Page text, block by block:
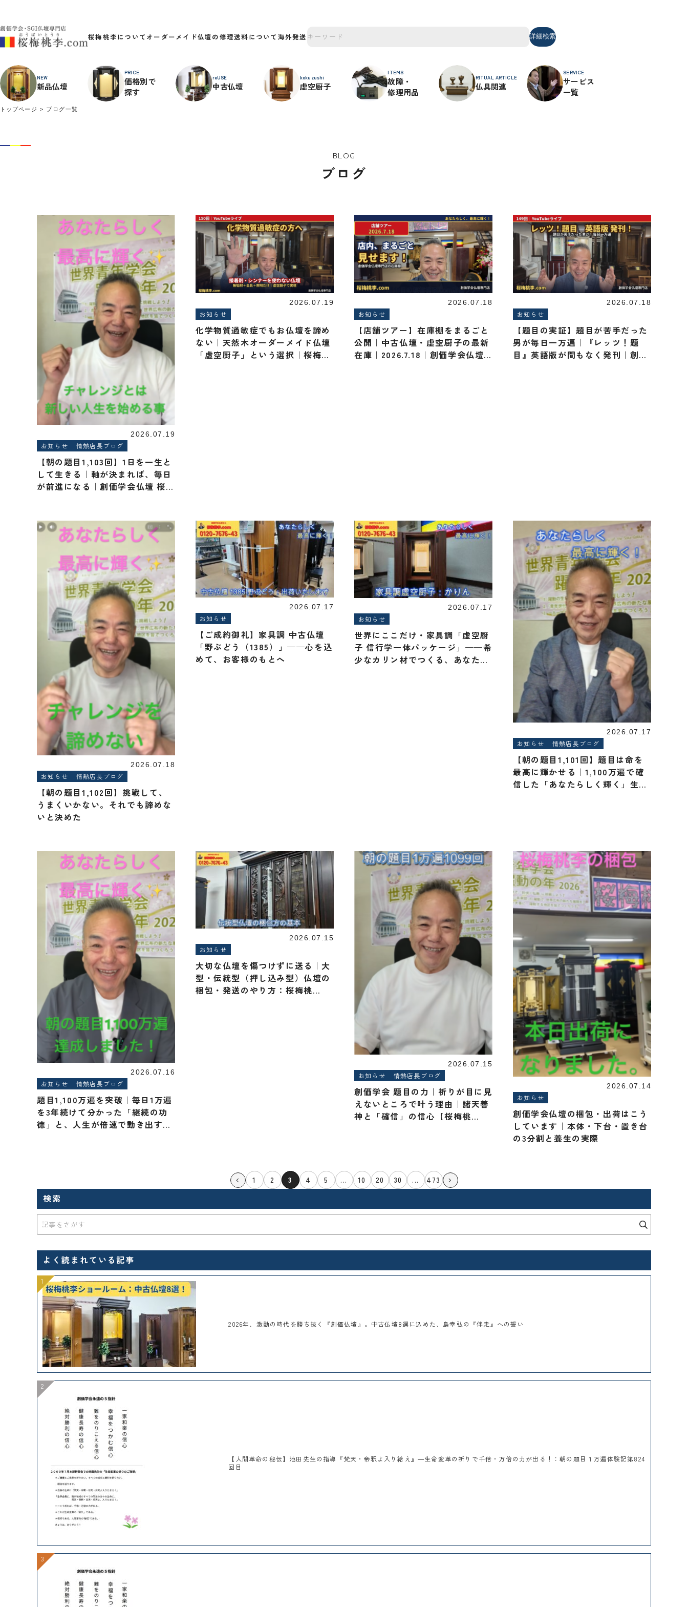
桜梅桃李について オーダーメイド仏壇の修理送料について 海外発送 詳細検索
NEW
新品仏壇
PRICE
価格別で
探す
reUSE
中古仏壇
kokuzushi
虚空厨子
ITEMS
故障・
修理用品
RITUAL ARTICLE
仏具関連
SERVICE
サービス
一覧
トップページ ブログ一覧
BLOG
ブログ
2026.07.19
お知らせ 情熱店長ブログ
【朝の題目1,103回】1日を一生と
して生きる｜軸が決まれば、毎日
が前進になる｜創価学会仏壇 桜梅
2026.07.19
お知らせ
化学物質過敏症でもお仏壇を諦め
ない｜天然木オーダーメイド仏壇
「虚空厨子」という選択｜桜梅桃
2026.07.18
お知らせ
【店舗ツアー】在庫棚をまるごと
公開｜中古仏壇・虚空厨子の最新
在庫｜2026.7.18｜創価学会仏壇
2026.07.18
お知らせ
【題目の実証】題目が苦手だった
男が毎日一万遍｜『レッツ！題
目』英語版が間もなく発刊｜創価
2026.07.18
お知らせ 情熱店長ブログ
【朝の題目1,102回】挑戦して、
うまくいかない。それでも諦めな
いと決めた
2026.07.17
お知らせ
【ご成約御礼】家具調 中古仏壇
「野ぶどう（1385）」——心を込
めて、お客様のもとへ
2026.07.17
お知らせ
世界にここだけ・家具調「虚空厨
子 信行学一体パッケージ」——希
少なカリン材でつくる、あなたら
2026.07.17
お知らせ 情熱店長ブログ
【朝の題目1,101回】題目は命を
最高に輝かせる｜1,100万遍で確
信した「あなたらしく輝く」生き
2026.07.16
お知らせ 情熱店長ブログ
題目1,100万遍を突破｜毎日1万遍
を3年続けて分かった「継続の功
徳」と、人生が倍速で動き出す理
2026.07.15
お知らせ
大切な仏壇を傷つけずに送る｜大
型・伝統型（押し込み型）仏壇の
梱包・発送のやり方：桜梅桃
2026.07.15
お知らせ 情熱店長ブログ
創価学会 題目の力｜祈りが目に見
えないところで叶う理由｜諸天善
神と「確信」の信心【桜梅桃
2026.07.14
お知らせ
創価学会仏壇の梱包・出荷はこう
しています｜本体・下台・置き台
の3分割と養生の実際
1 2 3 4 5 ... 10 20 30 ... 473
検索
よく読まれている記事
2026年、激動の時代を勝ち抜く『創価仏壇』。中古仏壇8選に込めた、島幸弘の『伴走』への誓い
【人間革命の秘伝】池田先生の指導『梵天・帝釈よ入り給え』―生命変革の祈りで千倍・万倍の力が出る！：朝の題目１万遍体験記第824
回目